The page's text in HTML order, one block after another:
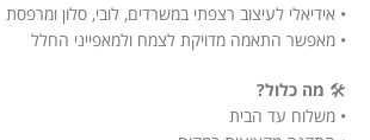
• אידיאלי לעיצוב רצפתי במשרדים, לובי, סלון ומרפסת
• מאפשר התאמה מדויקת לצמח ולמאפייני החלל
🛠️ מה כלול?
• משלוח עד הבית